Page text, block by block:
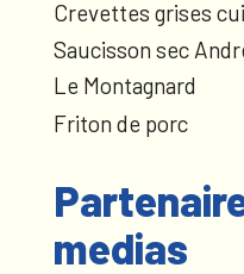
Crevettes grises
Saucisson sec
Le Montagnard
Friton de porc
medias